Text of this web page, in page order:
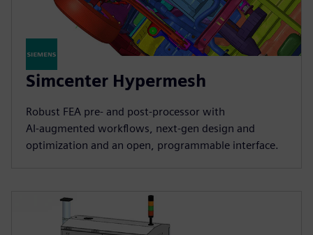
Simcenter Hypermesh
Robust FEA pre‑ and post‑processor with
AI‑augmented workflows, next‑gen design and
optimization and an open, programmable interface.